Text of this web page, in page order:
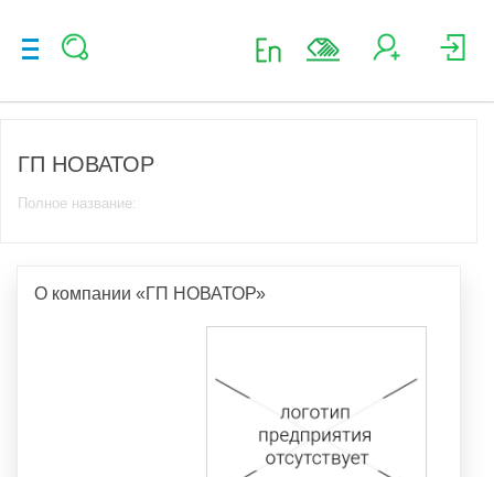
ГП НОВАТОР
Полное название:
О компании «ГП НОВАТОР»